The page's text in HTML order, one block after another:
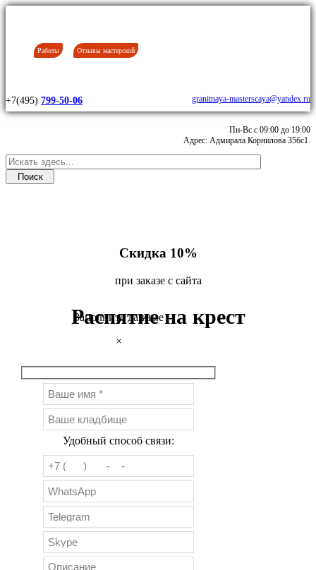
Работы Отзывы мастерской
+7(495) 799-50-06 granitnaya-masterscaya@yandex.ru
Пн-Вс с 09:00 до 19:00
Адрес: Адмирала Корнилова 35бс1.
Скидка 10%
при заказе с сайта
Распятие на крест
Заполните данные
×
Удобный способ связи: